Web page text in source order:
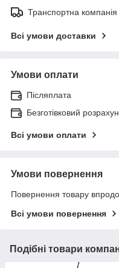
Транспортна компанія
Всі умови доставки
Умови оплати
Післяплата
Безготівковий
Всі умови оплати
Умови повернення
Повернення товару
Всі умови повернення
Подібні товари